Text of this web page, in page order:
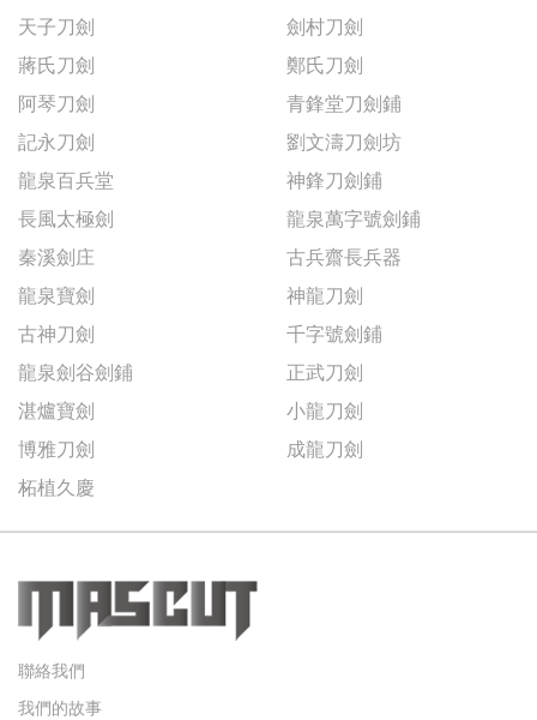
天子刀劍
劍村刀劍
蔣氏刀劍
鄭氏刀劍
阿琴刀劍
青鋒堂刀劍鋪
記永刀劍
劉文濤刀劍坊
龍泉百兵堂
神鋒刀劍鋪
長風太極劍
龍泉萬字號劍鋪
秦溪劍庄
古兵齋長兵器
龍泉寶劍
神龍刀劍
古神刀劍
千字號劍鋪
龍泉劍谷劍鋪
正武刀劍
湛爐寶劍
小龍刀劍
博雅刀劍
成龍刀劍
柘植久慶
聯絡我們
我們的故事